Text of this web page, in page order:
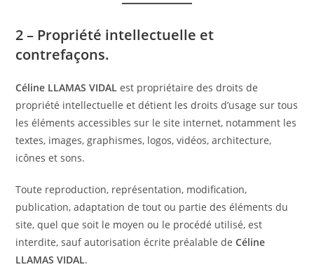
2 – Propriété intellectuelle et
contrefaçons.
Céline LLAMAS VIDAL est propriétaire des droits de
propriété intellectuelle et détient les droits d’usage sur tous
les éléments accessibles sur le site internet, notamment les
textes, images, graphismes, logos, vidéos, architecture,
icônes et sons.
Toute reproduction, représentation, modification,
publication, adaptation de tout ou partie des éléments du
site, quel que soit le moyen ou le procédé utilisé, est
interdite, sauf autorisation écrite préalable deCéline
LLAMAS VIDAL.